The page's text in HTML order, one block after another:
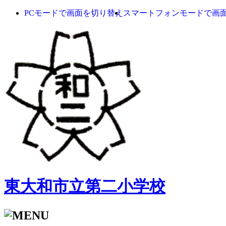
PCモードで画面を切り替え スマートフォンモードで画
東大和市立第二小学校